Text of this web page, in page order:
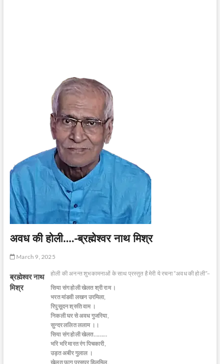
अवध की होली….-ब्रह्मेश्वर नाथ मिश्र
March 9, 2025
होली की अनन्त शुभकामनाओं के साथ प्रस्तुत है मेरी ये रचना “अवध की होली”–
सिया संग होली खेलत श्री राम ।
भरत मांडवी लखन उरमिला,
रिपुसूदन श्रुति वाम ।
निकली घर से अवध गुजरिया,
सुन्दर ललित ललाम ।।
सिया संग होली खेलत………
भरि भरि मारत रंग पिचकारी,
उड़त अबीर गुलाल ।
खेलत फाग परसपर हिलमिल,
ब्रह्मेश्वर नाथ
मिश्र